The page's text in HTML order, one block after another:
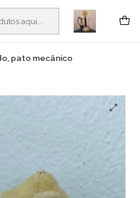
e antiguidades em Viana do
mais
pato mecânico